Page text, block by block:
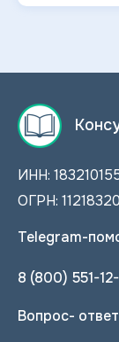
ИНН:
ОГРН:
Telegram-
8 (800) 551-
Вопрос- ответ